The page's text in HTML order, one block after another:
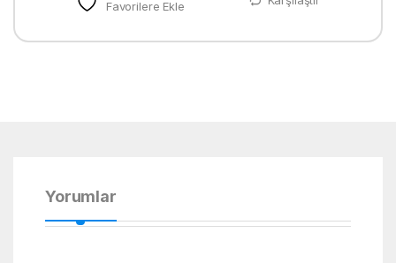
Favorilere Ekle
Yorumlar